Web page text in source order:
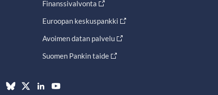
Finanssivalvonta
Euroopan keskuspankki
Avoimen datan palvelu
Suomen Pankin taide